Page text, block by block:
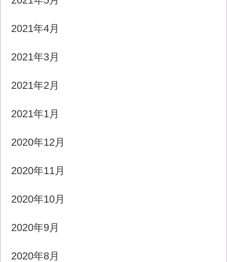
2021年4月
2021年3月
2021年2月
2021年1月
2020年12月
2020年11月
2020年10月
2020年9月
2020年8月